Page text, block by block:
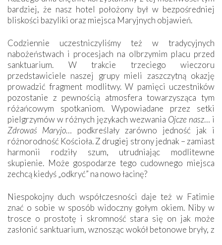
bardziej, że nasz hotel położony był w bezpośredniej
bliskości bazyliki oraz miejsca Maryjnych objawień.
Codziennie uczestniczyliśmy też w tradycyjnych
nabożeństwach i procesjach na olbrzymim placu przed
sanktuarium. W trakcie trzeciego wieczoru
przedstawiciele naszej grupy mieli zaszczytną okazję
prowadzić fragment modlitwy. W pamięci uczestników
pozostanie z pewnością atmosfera towarzysząca tym
różańcowym spotkaniom. Wypowiadane przez setki
pielgrzymów w różnych językach wezwania Ojcze nasz… i
Zdrowaś Maryjo… podkreślały zarówno jedność jak i
różnorodność Kościoła. Z drugiej strony jednak – zamiast
harmonii rodziły szum, utrudniając modlitewne
skupienie. Może gospodarze tego cudownego miejsca
zechcą kiedyś „odkryć” na nowo łacinę?
Niespokojny duch współczesności daje też w Fatimie
znać o sobie w sposób widoczny gołym okiem. Niby w
trosce o prostotę i skromność stara się on jak może
zasłonić sanktuarium, wznosząc wokół betonowe bryły, z